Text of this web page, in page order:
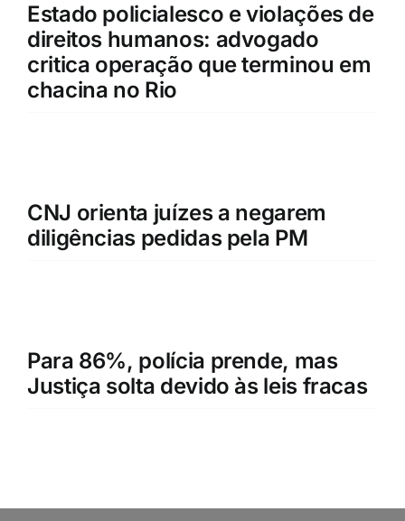
Estado policialesco e violações de
direitos humanos: advogado
critica operação que terminou em
chacina no Rio
CNJ orienta juízes a negarem
diligências pedidas pela PM
Para 86%, polícia prende, mas
Justiça solta devido às leis fracas